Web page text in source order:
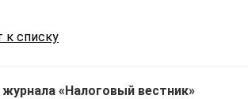
к списку
«Налоговый вестник»